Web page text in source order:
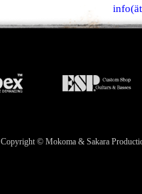
Copyright © Mokoma & Sakara